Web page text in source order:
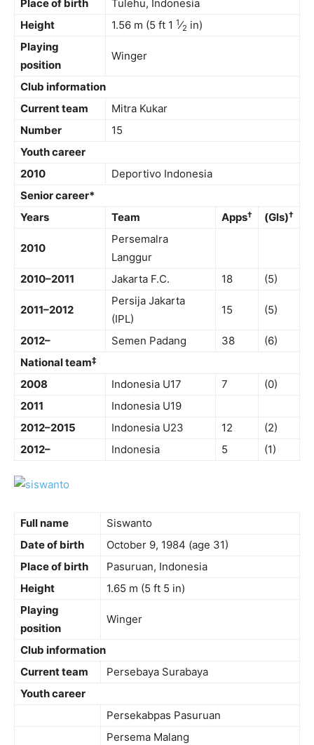
Place of birth
Tulehu, Indonesia
Height
1.56 m (5 ft 1 1⁄2 in)
Playing
position
Winger
Club information
Current team
Mitra Kukar
Number
15
Youth career
2010
Deportivo Indonesia
Senior career*
Years
Team Apps† (Gls)†
2010
Persemalra
Langgur
2010–2011
Jakarta F.C. 18 (5)
2011–2012
Persija Jakarta
(IPL)
15 (5)
2012– Semen Padang 38
(6)
National team‡
2008 Indonesia U17 7
(0)
2011
Indonesia U19
2012–2015
Indonesia U23 12
(2)
2012–
Indonesia 5 (1)
Full name
Siswanto
Date of birth
October 9, 1984 (age 31)
Place of birth
Pasuruan, Indonesia
Height
1.65 m (5 ft 5 in)
Playing
position
Winger
Club information
Current team
Persebaya Surabaya
Youth career
Persekabpas Pasuruan
Persema Malang